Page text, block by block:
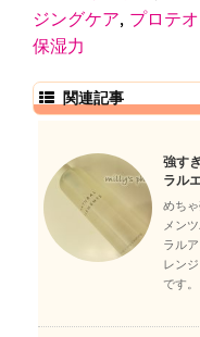
ジングケア, プロテ
保湿力
関連記事
強す
ラル
めち
メン
ラル
レン
です。